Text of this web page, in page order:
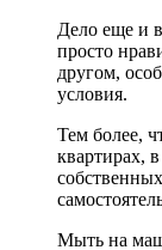
Дело еще и
просто
другом,
условия.
Тем более,
квартирах,
Мыть на